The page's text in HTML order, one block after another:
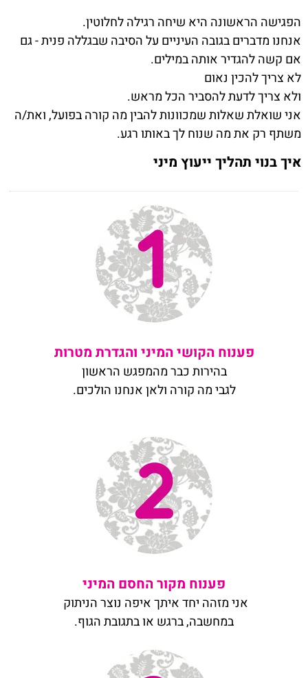
הפגישה הראשונה היא שיחה רגילה לחלוטין.
אנחנו מדברים בגובה העיניים על הסיבה שבגללה פנית - גם
אם קשה להגדיר אותה במילים.
לא צריך להכין נאום
ולא צריך לדעת להסביר הכל מראש.
אני שואלת שאלות שמכוונות להבין מה קורה בפועל,ואת/ה
משתף רק את מה שנוח לך באותו רגע.
איך בנוי תהליך ייעוץ מיני
פענוח הקושי המיני והגדרת מטרות
בהירות כבר מהמפגש הראשון
לגבי מה קורה ולאן אנחנו הולכים.
פענוח מקור החסם המיני
אני מזהה יחד איתך איפה נוצר הניתוק
במחשבה, ברגש או בתגובת הגוף.